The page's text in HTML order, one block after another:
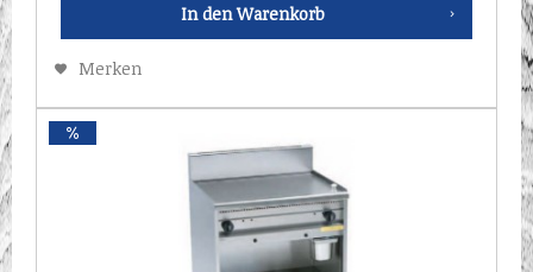
In den Warenkorb
Merken